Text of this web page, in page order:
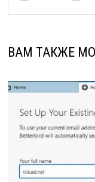
ВАМ ТАКЖЕ